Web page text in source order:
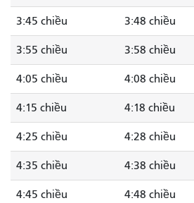
3:45 chiều 3:48 chiều
3:55 chiều 3:58 chiều
4:05 chiều 4:08 chiều
4:15 chiều 4:18 chiều
4:25 chiều 4:28 chiều
4:35 chiều 4:38 chiều
4:45 chiều 4:48 chiều